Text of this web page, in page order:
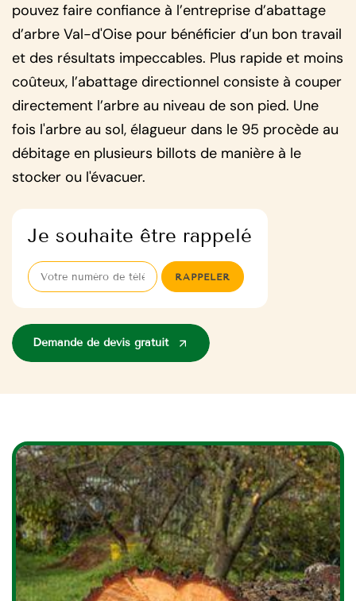
pouvez faire confiance à l’entreprise d’abattage
d’arbre Val-d'Oise pour bénéficier d’un bon travail
et des résultats impeccables. Plus rapide et moins
coûteux, l’abattage directionnel consiste à couper
directement l’arbre au niveau de son pied. Une
fois l'arbre au sol, élagueur dans le 95 procède au
débitage en plusieurs billots de manière à le
stocker ou l'évacuer.
Je souhaite être rappelé
Demande de devis gratuit